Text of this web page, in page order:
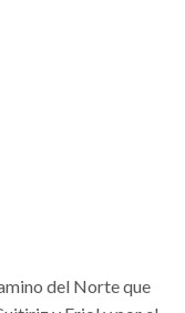
del Norte que